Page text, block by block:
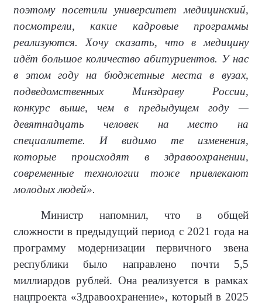
поэтому посетили университет медицинский,
посмотрели, какие кадровые программы
реализуются. Хочу сказать, что в медицину
идёт большое количество абитуриентов. У нас
в этом году на бюджетные места в вузах,
подведомственных Минздраву России,
конкурс выше, чем в предыдущем году —
девятнадцать человек на место на
специалитете. И видимо те изменения,
которые происходят в здравоохранении,
современные технологии тоже привлекают
молодых людей».
Министр напомнил, что в общей
сложности в предыдущий период с 2021 года на
программу модернизации первичного звена
республики было направлено почти 5,5
миллиардов рублей. Она реализуется в рамках
нацпроекта «Здравоохранение», который в 2025